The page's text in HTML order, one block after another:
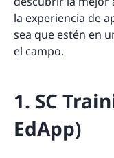
la experiencia de
sea que estén en
el campo.
1. SC
EdApp)